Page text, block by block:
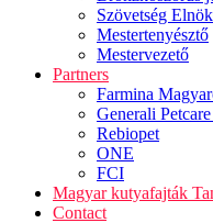
Szövetség
Mestertenyésztő
Mestervezető
Partners
Farmina
Generali
Rebiopet
ONE
FCI
Magyar kutyafajták
Contact